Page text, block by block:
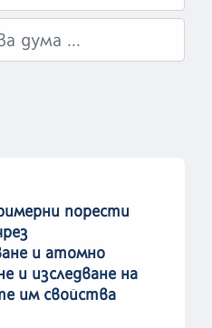
порести
и атомно
и изследване на
им свойства